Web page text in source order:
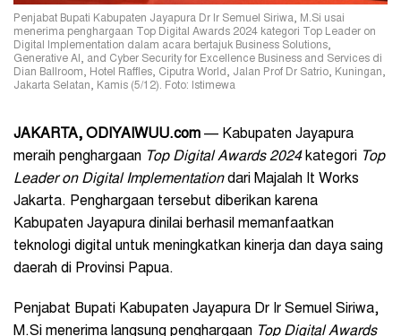
Penjabat Bupati Kabupaten Jayapura Dr Ir Semuel Siriwa, M.Si usai
menerima penghargaan Top Digital Awards 2024 kategori Top Leader on
Digital Implementation dalam acara bertajuk Business Solutions,
Generative AI, and Cyber Security for Excellence Business and Services di
Dian Ballroom, Hotel Raffles, Ciputra World, Jalan Prof Dr Satrio, Kuningan,
Jakarta Selatan, Kamis (5/12). Foto: Istimewa
JAKARTA, ODIYAIWUU.com — Kabupaten Jayapura
meraih penghargaan Top Digital Awards 2024kategori Top
Leader on Digital Implementationdari Majalah It Works
Jakarta. Penghargaan tersebut diberikan karena
Kabupaten Jayapura dinilai berhasil memanfaatkan
teknologi digital untuk meningkatkan kinerja dan daya saing
daerah di Provinsi Papua.
Penjabat Bupati Kabupaten Jayapura Dr Ir Semuel Siriwa,
M.Si menerima langsung penghargaan Top Digital Awards